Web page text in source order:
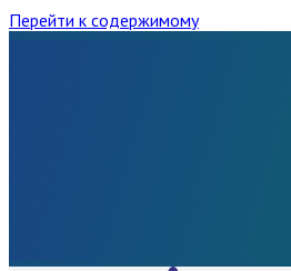
Перейти к содержимому